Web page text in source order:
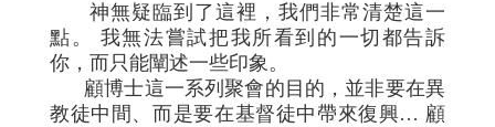
神無疑臨到了這裡，我們非常清楚這一
點。 我無法嘗試把我所看到的一切都告訴
你，而只能闡述一些印象。
顧博士這一系列聚會的目的，並非要在異
教徒中間、而是要在基督徒中帶來復興… 顧